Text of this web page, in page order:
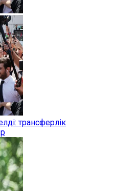
трансферлік